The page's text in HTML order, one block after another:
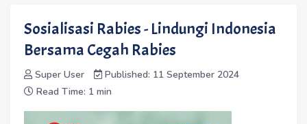
Sosialisasi Rabies - Lindungi Indonesia
Bersama Cegah Rabies
Super User
Published: 11 September 2024
Read Time: 1 min